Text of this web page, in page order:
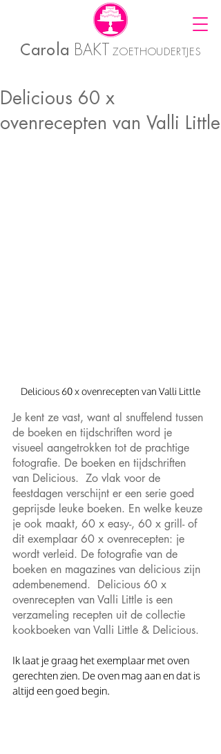
Carola BAKT ZOETHOUDERTJES
Delicious 60 x
ovenrecepten van Valli Little
Delicious 60 x ovenrecepten van Valli Little
Je kent ze vast, want al snuffelend tussen
de boeken en tijdschriften word je
visueel aangetrokken tot de prachtige
fotografie. De boeken en tijdschriften
van Delicious.  Zo vlak voor de
feestdagen verschijnt er een serie goed
geprijsde leuke boeken. En welke keuze
je ook maakt, 60 x easy-, 60 x grill- of
dit exemplaar 60 x ovenrecepten: je
wordt verleid. De fotografie van de
boeken en magazines van delicious zijn
adembenemend.  Delicious 60 x
ovenrecepten van Valli Little is een
verzameling recepten uit de collectie
kookboeken van Valli Little & Delicious.
Ik laat je graag het exemplaar met oven
gerechten zien. De oven mag aan en dat is
altijd een goed begin.